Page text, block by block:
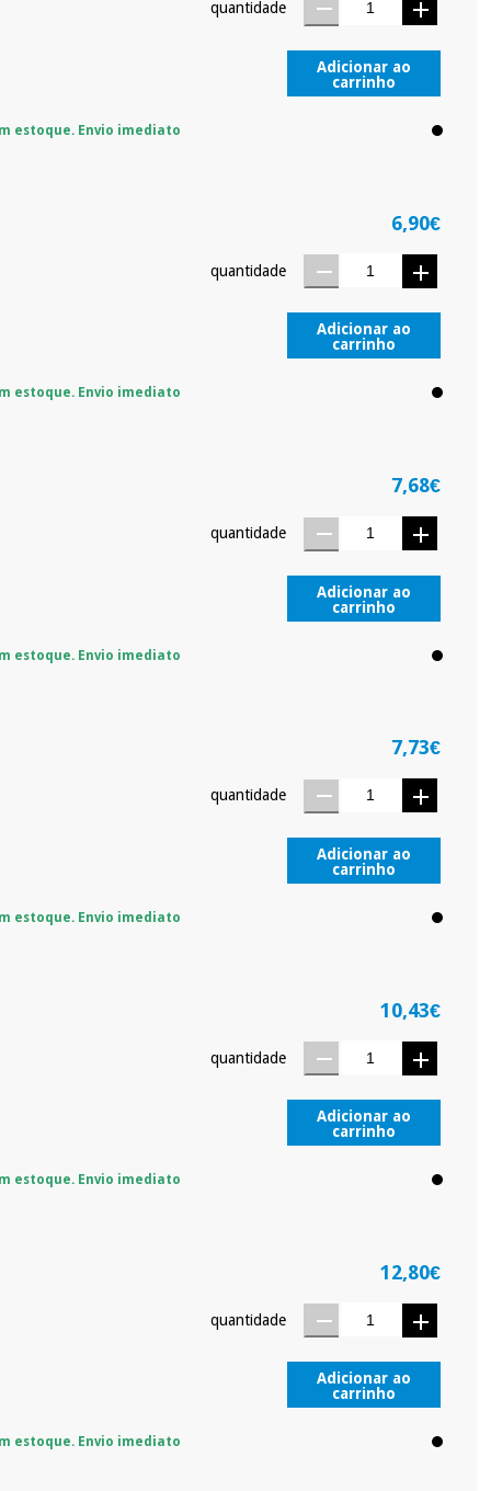
quantidade
Adicionar ao
carrinho
estoque. Envio imediato
6,90€
quantidade
Adicionar ao
carrinho
estoque. Envio imediato
7,68€
quantidade
Adicionar ao
carrinho
estoque. Envio imediato
7,73€
quantidade
Adicionar ao
carrinho
estoque. Envio imediato
10,43€
quantidade
Adicionar ao
carrinho
estoque. Envio imediato
12,80€
quantidade
Adicionar ao
carrinho
estoque. Envio imediato